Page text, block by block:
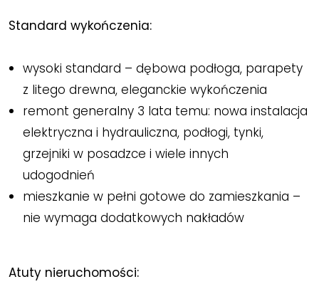
Standard wykończenia:
wysoki standard – dębowa podłoga, parapety
z litego drewna, eleganckie wykończenia
remont generalny 3 lata temu: nowa instalacja
elektryczna i hydrauliczna, podłogi, tynki,
grzejniki w posadzce i wiele innych
udogodnień
mieszkanie w pełni gotowe do zamieszkania –
nie wymaga dodatkowych nakładów
Atuty nieruchomości: